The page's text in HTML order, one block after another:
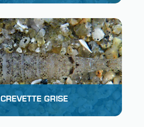
CREVETTE GRISE